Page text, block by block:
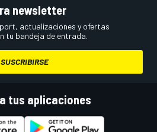
newsletter
actualizaciones y ofertas
tu bandeja de entrada.
SUSCRIBIRSE
tus aplicaciones